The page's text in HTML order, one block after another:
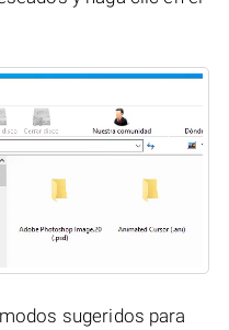
sugeridos para